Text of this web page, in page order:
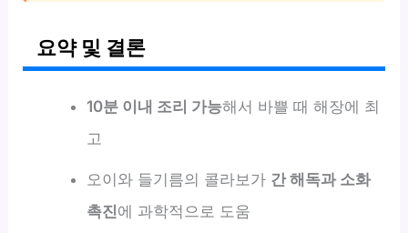
요약 및 결론
10분 이내 조리 가능해서 바쁠 때 해장에 최
고
오이와 들기름의 콜라보가 간 해독과 소화
촉진에 과학적으로 도움